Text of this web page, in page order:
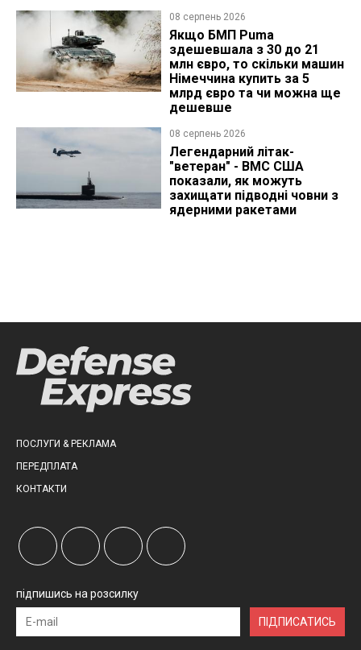
08 серпень 2026
Якщо БМП Puma
здешевшала з 30 до 21
млн євро, то скільки машин
Німеччина купить за 5
млрд євро та чи можна ще
дешевше
08 серпень 2026
Легендарний літак-
"ветеран" - ВМС США
показали, як можуть
захищати підводні човни з
ядерними ракетами
ПОСЛУГИ & РЕКЛАМА
ПЕРЕДПЛАТА
КОНТАКТИ
підпишись на розсилку
ПІДПИСАТИСЬ